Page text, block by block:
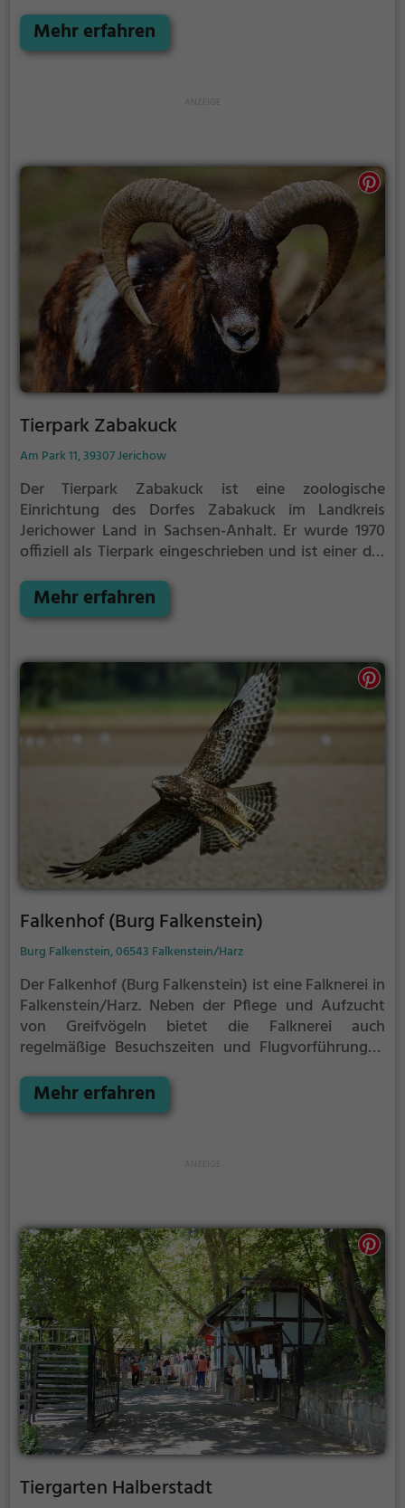
Flugshows findest du auf der Website
Mehr erfahren
Tierpark Zabakuck
Am Park 11, 39307 Jerichow
Der Tierpark Zabakuck ist eine zoologische
Einrichtung des Dorfes Zabakuck im Landkreis
Jerichower Land in Sachsen-Anhalt. Er wurde 1970
offiziell als Tierpark eingeschrieben und ist einer der
Sachsen-Anhalt bzw. im Westen des Bundeslandes
Brandenburg. Der Tierpark wurde 2013/2014
Zabakucker Schloss. Der 1974 eröffnete Zoo hat eine
Größe von ungefähr 3 Hektar, auf der ca. 120 Tiere
aus 29 Tierarten gehalten werden. Träger ist seit
1998 die Elbe-Havel-Werkstätten gGbmH. In der
Adresse Am Park 11, 39307 Zabakuck gibt es neben
dem Tierpark auch ein Tierasyl und eine Tierpension.
Mehr erfahren
Falkenhof (Burg Falkenstein)
Burg Falkenstein, 06543 Falkenstein/Harz
Der Falkenhof (Burg Falkenstein) ist eine Falknerei in
Falkenstein/Harz. Neben der Pflege und Aufzucht
von Greifvögeln bietet die Falknerei auch
regelmäßige Besuchszeiten und Flugvorführungen
du auf der Website
Mehr erfahren
Tiergarten Halberstadt